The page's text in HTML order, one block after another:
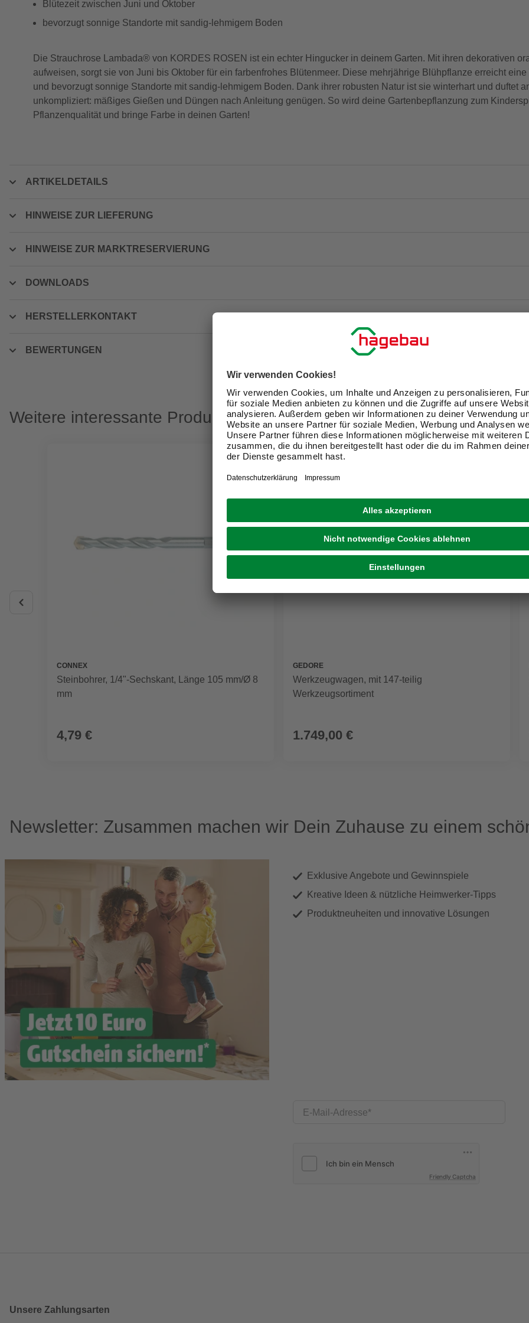
Blütezeit zwischen Juni und Oktober
bevorzugt sonnige Standorte mit sandig-lehmigem Boden
Die Strauchrose Lambada® von KORDES ROSEN ist ein echter Hingucker in deinem Garten. Mit ihren dekorativen
aufweisen, sorgt sie von Juni bis Oktober für ein farbenfrohes Blütenmeer. Diese mehrjährige Blühpflanze erreicht
und bevorzugt sonnige Standorte mit sandig-lehmigem Boden. Dank ihrer robusten Natur ist sie winterhart und duftet
unkompliziert: mäßiges Gießen und Düngen nach Anleitung genügen. So wird deine Gartenbepflanzung zum
Pflanzenqualität und bringe Farbe in deinen Garten!
ARTIKELDETAILS
HINWEISE ZUR LIEFERUNG
HINWEISE ZUR MARKTRESERVIERUNG
DOWNLOADS
HERSTELLERKONTAKT
BEWERTUNGEN
Weitere interessante Produkte
CONNEX
Steinbohrer, 1/4"-Sechskant, Länge 105 mm/Ø 8
mm
4,79 €
GEDORE
Werkzeugwagen, mit 147-teilig
Werkzeugsortiment
1.749,00 €
Newsletter: Zusammen machen wir Dein Zuhause zu einem
Exklusive Angebote und Gewinnspiele
Kreative Ideen & nützliche Heimwerker-Tipps
Produktneuheiten und innovative Lösungen
E-Mail-Adresse
Friendly Captcha
Unsere Zahlungsarten